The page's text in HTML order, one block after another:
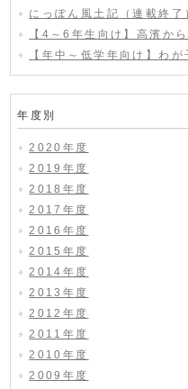
にっぽん風土記（連載終了
【4～6年生向け】高濱か
【年中～低学年向け】わ
年度別
2020年度
2019年度
2018年度
2017年度
2016年度
2015年度
2014年度
2013年度
2012年度
2011年度
2010年度
2009年度